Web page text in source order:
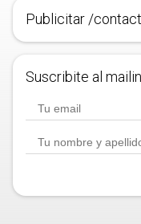
Publicitar /
Suscribite al